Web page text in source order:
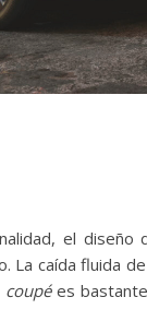
el
La caída fluida
coupées bastante